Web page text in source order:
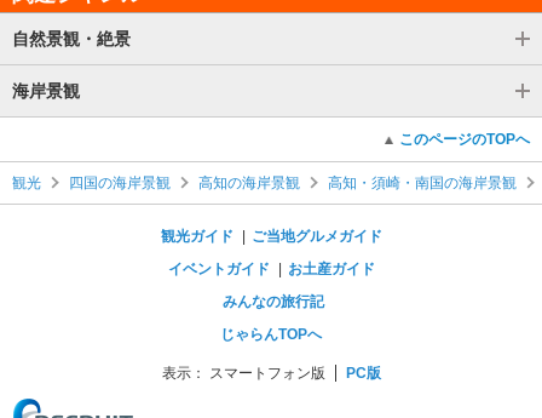
自然景観・絶景
海岸景観
このページのTOPへ
観光 四国の海岸景観 高知の海岸景観 高知・須崎・南国の海岸景観
観光ガイド
ご当地グルメガイド
イベントガイド
お土産ガイド
みんなの旅行記
じゃらんTOPへ
表示： スマートフォン版 PC版